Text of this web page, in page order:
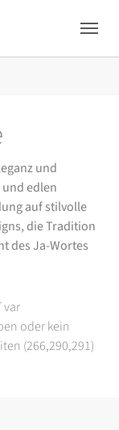
und
edlen
auf stilvolle
die Tradition
des Ja-Wortes
var
oder kein
(266,290,291)